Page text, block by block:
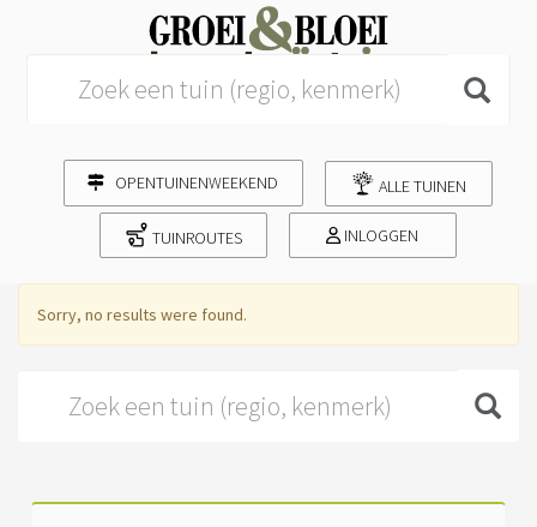
OPENTUINENWEEKEND ALLE TUINEN
TUINROUTES INLOGGEN
Sorry, no results were found.